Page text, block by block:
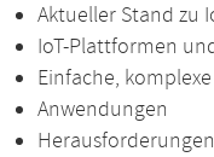
Aktueller Stand zu
IoT-Plattformen
Einfache,
Anwendungen